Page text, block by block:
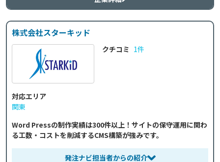
株式会社スターキッド
クチコミ 1件
対応エリア
関東
Word Pressの制作実績は300件以上！サイトの保守運用に関わ
る工数・コストを削減するCMS構築が強みです。
発注ナビ担当者からの紹介